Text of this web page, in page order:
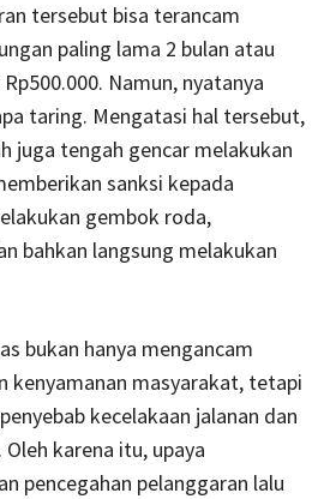
tersebut bisa terancam
paling lama 2 bulan atau
Namun, nyatanya
taring. Mengatasi hal tersebut,
juga tengah gencar melakukan
sanksi kepada
gembok roda,
bahkan langsung melakukan
bukan hanya mengancam
kenyamanan masyarakat, tetapi
kecelakaan jalanan dan
karena itu, upaya
pencegahan pelanggaran lalu